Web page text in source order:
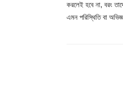
করলেই হবে না, বরং
এমন পরিস্থিতি বা